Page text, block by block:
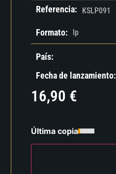
Referencia: KSLP091
Formato: lp
País:
Fecha de lanzamiento:
16,90 €
Última copia